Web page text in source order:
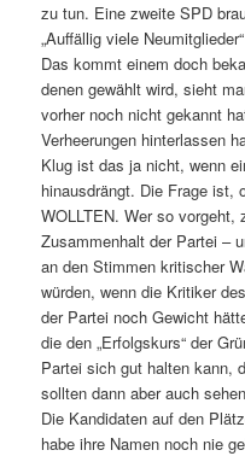
zu tun. Eine zweite SPD
„Auffällig viele
Das kommt einem doch
denen gewählt wird, sieht
vorher noch nicht gekannt
Verheerungen hinterlassen
Klug ist das ja nicht, wenn
hinausdrängt. Die Frage ist,
WOLLTEN. Wer so
Zusammenhalt der Partei –
an den Stimmen kritischer
würden, wenn die Kritiker
der Partei noch Gewicht
die den „Erfolgskurs“ der
Partei sich gut halten kann,
sollten dann aber auch
Die Kandidaten auf den
habe ihre Namen noch nie